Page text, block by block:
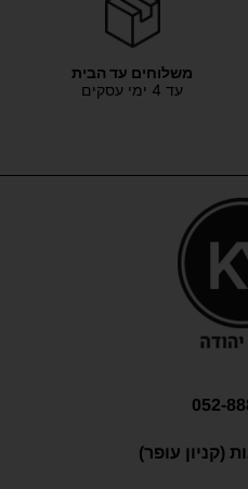
משלוחים עד הבית
עד 4 ימי עסקים
052-